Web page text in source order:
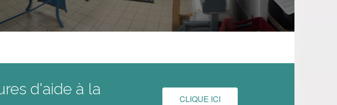
d'aide à la
CLIQUE ICI